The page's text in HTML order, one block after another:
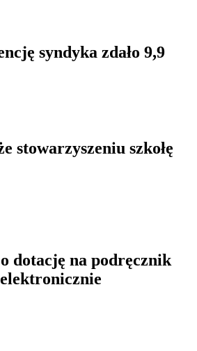
syndyka zdało 9,9
stowarzyszeniu szkołę
dotację na podręcznik